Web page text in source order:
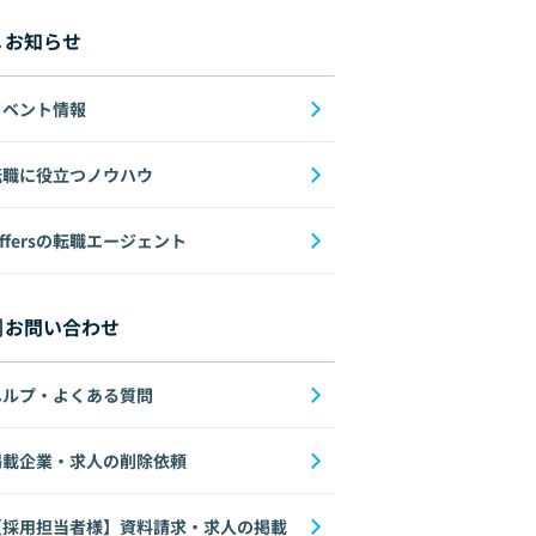
お知らせ
ント情報
に役立つノウハウ
の転職エージェント
お問い合わせ
プ・よくある質問
企業・求人の削除依頼
用担当者様】資料請求・求人の掲載